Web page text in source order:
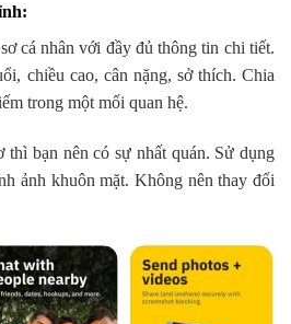
:
cá nhân với đầy đủ thông tin chi tiết.
chiều cao, cân nặng, sở thích. Chia
trong một mối quan hệ.
bạn nên có sự nhất quán. Sử dụng
ảnh khuôn mặt. Không nên thay đổi